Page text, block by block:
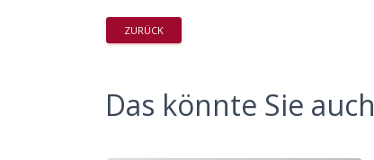
ZURÜCK
Das könnte Sie